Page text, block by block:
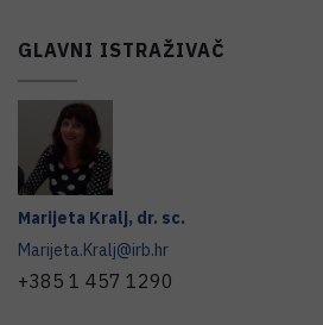
GLAVNI ISTRAŽIVAČ
Marijeta Kralj, dr. sc.
Marijeta.Kralj@irb.hr
+385 1 457 1290